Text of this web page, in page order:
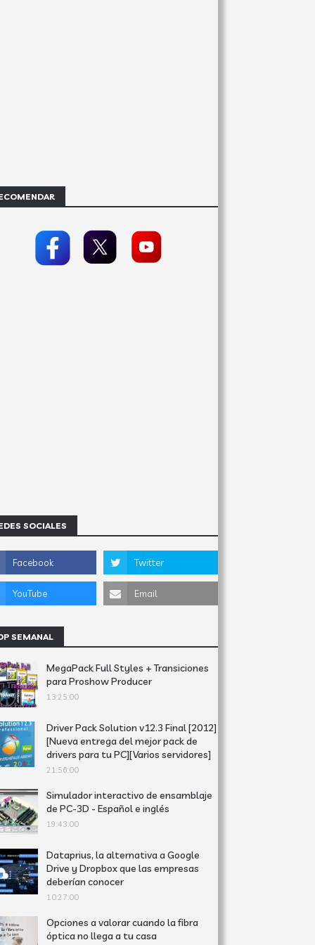
SOCIALES
SEMANAL
MegaPack Full Styles + Transiciones
para Proshow Producer
13:25:00
Driver Pack Solution v12.3 Final [2012]
[Nueva entrega del mejor pack de
drivers para tu PC][Varios servidores]
21:56:00
Simulador interactivo de ensamblaje
de PC-3D - Español e inglés
19:43:00
Dataprius, la alternativa a Google
Drive y Dropbox que las empresas
deberían conocer
10:27:00
Opciones a valorar cuando la fibra
óptica no llega a tu casa